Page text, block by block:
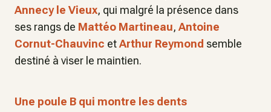
Annecy le Vieux, qui malgré la présence dans
ses rangs de Mattéo Martineau, Antoine
Cornut-Chauvinc etArthur Reymond semble
destiné à viser le maintien.
Une poule B qui montre les dents